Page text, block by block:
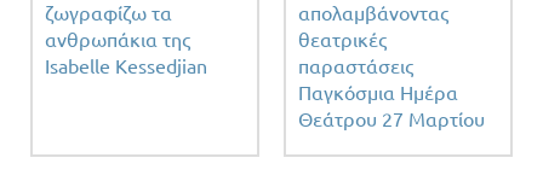
ζωγραφίζω τα
ανθρωπάκια της
Isabelle Kessedjian
απολαμβάνοντας
θεατρικές
παραστάσεις
Παγκόσμια Ημέρα
Θεάτρου 27 Μαρτίου